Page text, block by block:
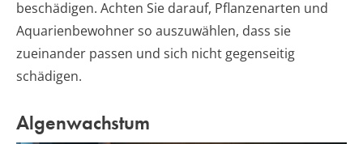
beschädigen. Achten Sie darauf, Pflanzenarten und
Aquarienbewohner so auszuwählen, dass sie
zueinander passen und sich nicht gegenseitig
schädigen.
Algenwachstum